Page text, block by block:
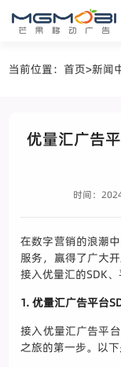
当前位置：首页>新闻
优量汇广告
时间：
在数字营销的浪潮
服务，赢得了广大
接入优量汇的SDK
1. 优量汇广告平台
接入优量汇广告平
之旅的第一步。以下